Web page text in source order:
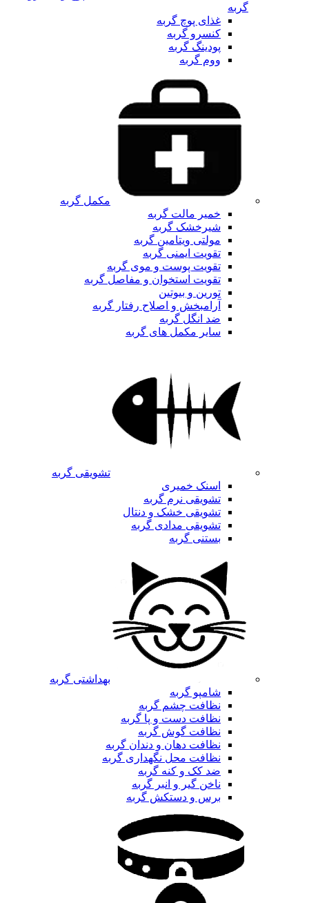
گربه
غذای پوچ گربه
کنسرو گربه
پودینگ گربه
ووم گربه
مکمل گربه
خمیر مالت گربه
شیرخشک گربه
مولتی ویتامین گربه
تقویت ایمنی گربه
تقویت پوست و موی گربه
تقویت استخوان و مفاصل گربه
تورین و بیوتین
آرامبخش و اصلاح رفتار گربه
ضد انگل گربه
سایر مکمل های گربه
تشویقی گربه
اسنک خمیری
تشویقی نرم گربه
تشویقی خشک و دنتال
تشویقی مدادی گربه
بستنی گربه
بهداشتی گربه
شامپو گربه
نظافت چشم گربه
نظافت دست و پا گربه
نظافت گوش گربه
نظافت دهان و دندان گربه
نظافت محل نگهداری گربه
ضد کک و کنه گربه
ناخن گیر و انبر گربه
برس و دستکش گربه